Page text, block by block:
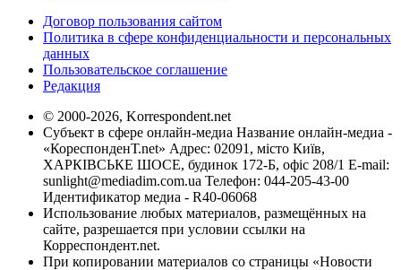
Договор пользования сайтом
Политика в сфере конфиденциальности и персональных
данных
Пользовательское соглашение
Редакция
© 2000-2026, Korrespondent.net
Субъект в сфере онлайн-медиа Название онлайн-медиа -
«КореспонденТ.net» Адрес: 02091, місто Київ,
ХАРКІВСЬКЕ ШОСЕ, будинок 172-Б, офіс 208/1 E-mail:
sunlight@mediadim.com.ua Телефон: 044-205-43-00
Идентификатор медиа - R40-06068
Использование любых материалов, размещённых на
сайте, разрешается при условии ссылки на
Корреспондент.net.
При копировании материалов со страницы «Новости